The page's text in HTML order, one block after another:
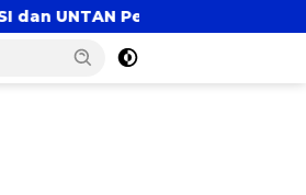
Dharma Lewat Kolaborasi